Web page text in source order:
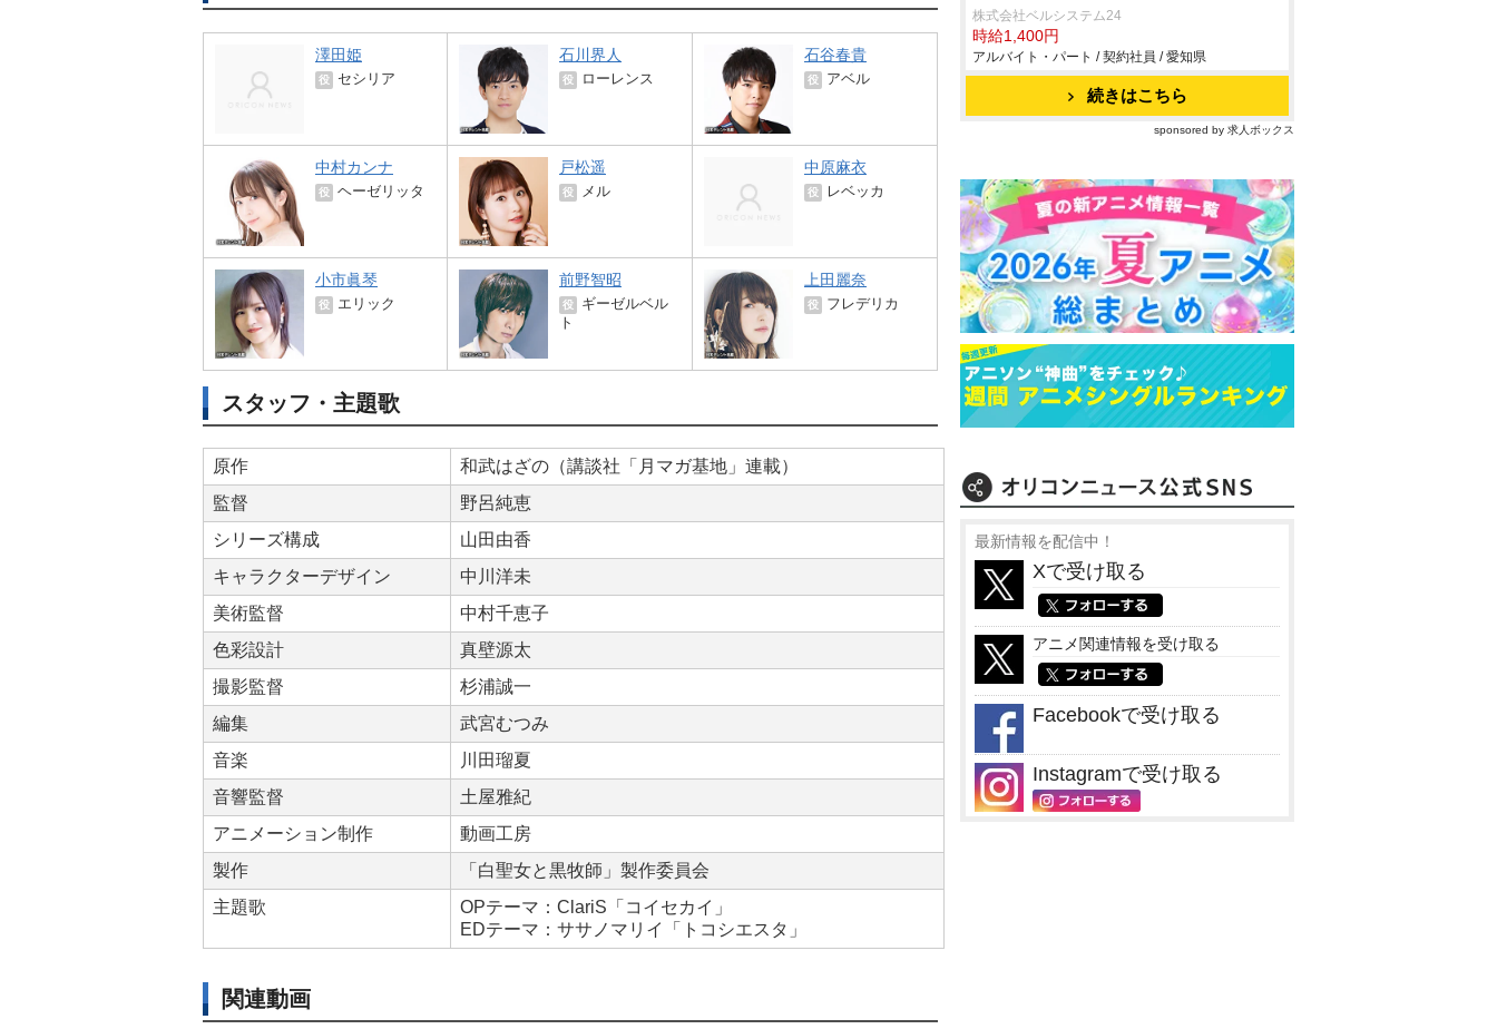
澤田姫
役 セシリア
石川界人
役 ローレンス
石谷春貴
役 アベル
中村カンナ
役 ヘーゼリッタ
戸松遥
役 メル
中原麻衣
役 レベッカ
小市眞琴
役 エリック
前野智昭
役
ギーゼルベル
ト
上田麗奈
役 フレデリカ
スタッフ・主題歌
原作
和武はざの（講談社「月マガ基地」連載）
監督
野呂純恵
シリーズ構成
山田由香
キャラクターデザイン
中川洋未
美術監督
中村千恵子
色彩設計
真壁源太
撮影監督
杉浦誠一
編集
武宮むつみ
音楽
川田瑠夏
音響監督
土屋雅紀
アニメーション制作
動画工房
製作
「白聖女と黒牧師」製作委員会
主題歌
OPテーマ：ClariS「コイセカイ」
EDテーマ：ササノマリイ「トコシエスタ」
関連動画
株式会社ベルシステム24
時給1,400円
アルバイト・パート / 契約社員 / 愛知県
続きはこちら
sponsored by 求人ボックス
最新情報を配信中！
Xで受け取る
アニメ関連情報を受け取る
Facebookで受け取る
Instagramで受け取る